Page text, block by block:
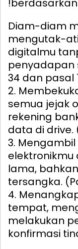
Diam-diam
mengutak-
digitalmu
penyadapan
34 dan pasal
2.
semua jejak
rekening
data di drive.
3.
lama,
tersangka.
4.
tempat,
melakukan
konfirmasi